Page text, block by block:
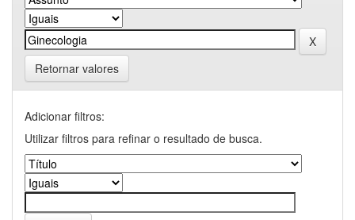
Retornar valores
Adicionar filtros:
Utilizar filtros para refinar o resultado de busca.